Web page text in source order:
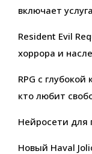
включает
Resident Evil
хоррора и
RPG с
кто любит
Нейросети для
Новый Haval